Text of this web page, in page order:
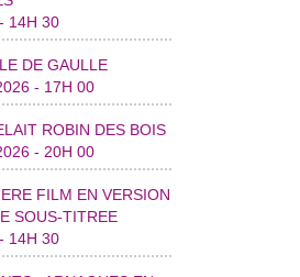
14H 30
DE GAULLE
- 17H 00
ROBIN DES BOIS
- 20H 00
FILM EN VERSION
SOUS-TITREE
14H 30